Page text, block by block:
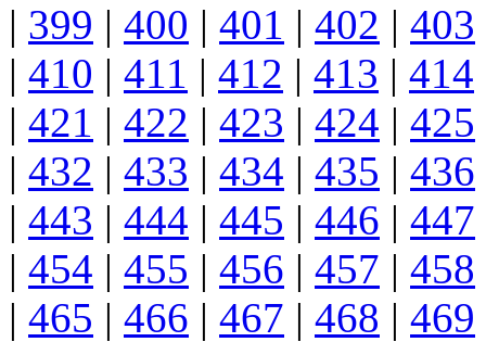
| 399 | 400 | 401 | 402 | 403
| 410 | 411 | 412 | 413 | 414
| 421 | 422 | 423 | 424 | 425
| 432 | 433 | 434 | 435 | 436
| 443 | 444 | 445 | 446 | 447
| 454 | 455 | 456 | 457 | 458
| 465 | 466 | 467 | 468 | 469